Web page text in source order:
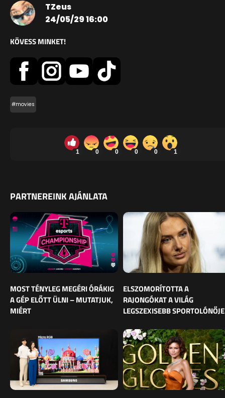
TZeus
24/05/29 16:00
KÖVESS MINKET!
#movies
1 0 0 0 0 1
PARTNEREINK AJÁNLATA
MOST TÉNYLEG MEGÉRI ÓRÁKIG
A GÉP ELŐTT ÜLNI – MUTATJUK,
MIÉRT
ELSZOMORÍTOTTA A
RAJONGÓKAT A VILÁG
LEGSZEXISEBB SPORTOLÓNŐJE